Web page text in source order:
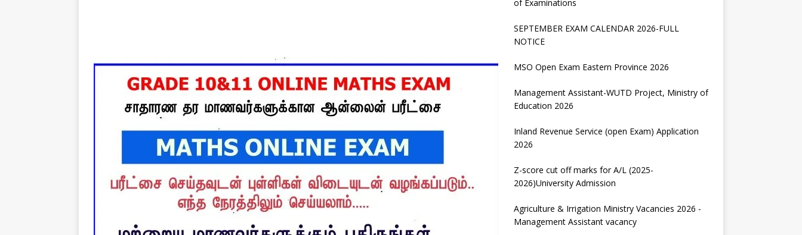
of Examinations
SEPTEMBER EXAM CALENDAR 2026-FULL
NOTICE
MSO Open Exam Eastern Province 2026
Management Assistant-WUTD Project, Ministry of
Education 2026
Inland Revenue Service (open Exam) Application
2026
Z-score cut off marks for A/L (2025-
2026)University Admission
Agriculture & Irrigation Ministry Vacancies 2026 -
Management Assistant vacancy